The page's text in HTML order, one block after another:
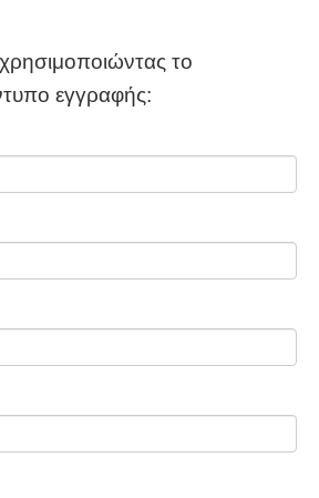
χρησιμοποιώντας το
εγγραφής: